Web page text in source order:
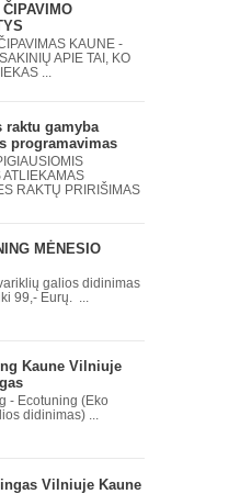
KAUNE -
APIE TAI, KO
...
raktu gamyba
programavimas
ATLIEKAMAS
RAKTŲ PRIRIŠIMAS
MĖNESIO
galios didinimas
99,- Eurų. ...
Kaune Vilniuje
- Ecotuning (Eko
didinimas) ...
Vilniuje Kaune